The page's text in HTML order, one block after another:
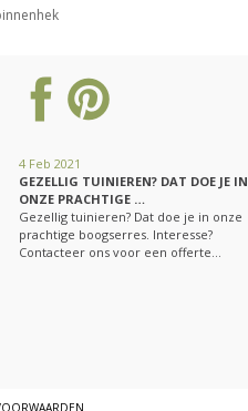
4 Feb 2021
GEZELLIG TUINIEREN? DAT DOE JE IN
ONZE PRACHTIGE …
Gezellig tuinieren? Dat doe je in onze
prachtige boogserres. Interesse?
Contacteer ons voor een offerte…